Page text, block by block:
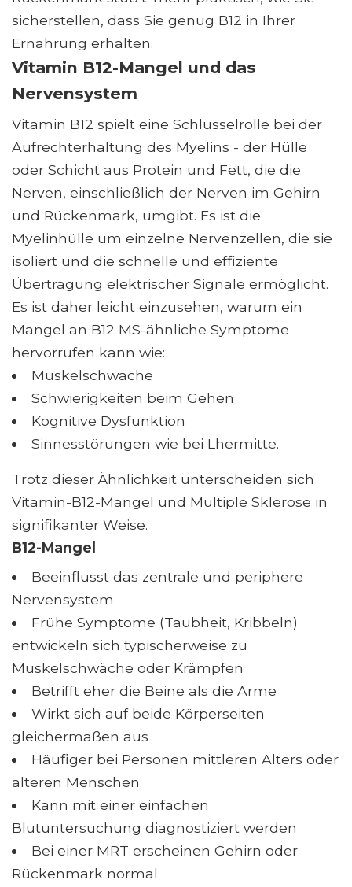
sicherstellen, dass Sie genug B12 in Ihrer
Ernährung erhalten.
Vitamin B12-Mangel und das
Nervensystem
Vitamin B12 spielt eine Schlüsselrolle bei der
Aufrechterhaltung des Myelins - der Hülle
oder Schicht aus Protein und Fett, die die
Nerven, einschließlich der Nerven im Gehirn
und Rückenmark, umgibt. Es ist die
Myelinhülle um einzelne Nervenzellen, die sie
isoliert und die schnelle und effiziente
Übertragung elektrischer Signale ermöglicht.
Es ist daher leicht einzusehen, warum ein
Mangel an B12 MS-ähnliche Symptome
hervorrufen kann wie:
Muskelschwäche
Schwierigkeiten beim Gehen
Kognitive Dysfunktion
Sinnesstörungen wie bei Lhermitte.
Trotz dieser Ähnlichkeit unterscheiden sich
Vitamin-B12-Mangel und Multiple Sklerose in
signifikanter Weise.
B12-Mangel
Beeinflusst das zentrale und periphere
Nervensystem
Frühe Symptome (Taubheit, Kribbeln)
entwickeln sich typischerweise zu
Muskelschwäche oder Krämpfen
Betrifft eher die Beine als die Arme
Wirkt sich auf beide Körperseiten
gleichermaßen aus
Häufiger bei Personen mittleren Alters oder
älteren Menschen
Kann mit einer einfachen
Blutuntersuchung diagnostiziert werden
Bei einer MRT erscheinen Gehirn oder
Rückenmark normal